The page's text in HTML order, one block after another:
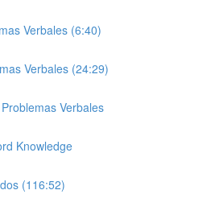
Verbales (6:40)
Verbales (24:29)
Verbales
Knowledge
(116:52)